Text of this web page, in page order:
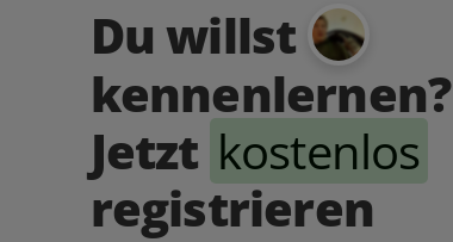
Du willst
kennenlernen?
Jetzt kostenlos
registrieren